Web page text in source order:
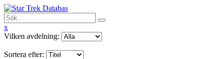
x
Vilken avdelning:
Sortera efter: